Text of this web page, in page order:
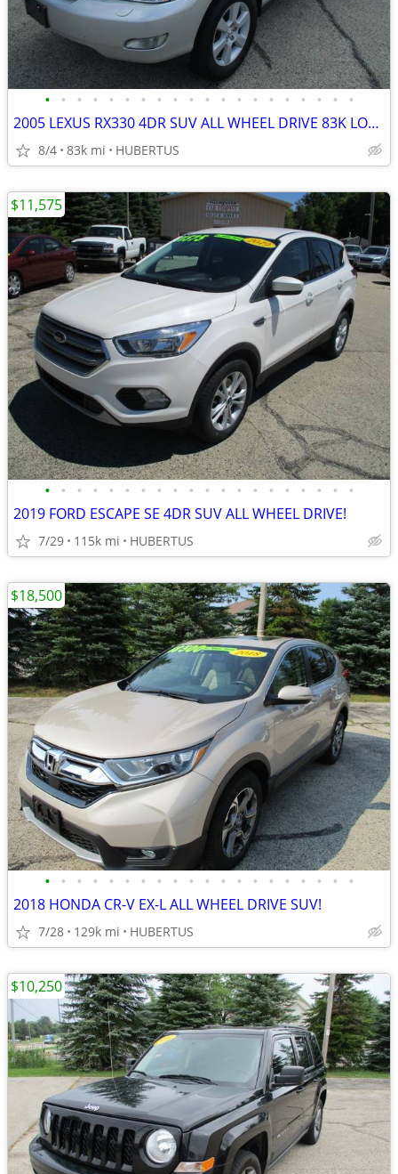
• • • • • • • • • • • • • • • • • • • •
2005 LEXUS RX330 4DR SUV ALL WHEEL DRIVE 83K LOW MILEAGE!
8/4 83k mi HUBERTUS
• • • • • • • • • • • • • • • • • • • •
2019 FORD ESCAPE SE 4DR SUV ALL WHEEL DRIVE!
7/29 115k mi HUBERTUS
$11,575
• • • • • • • • • • • • • • • • • • • •
2018 HONDA CR-V EX-L ALL WHEEL DRIVE SUV!
7/28 129k mi HUBERTUS
$18,500
$10,250